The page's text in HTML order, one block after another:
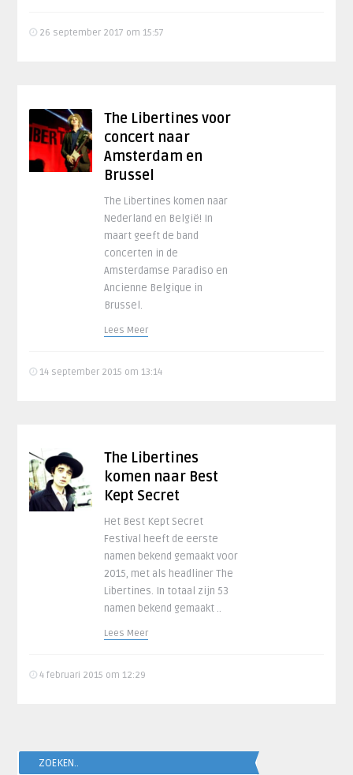
26 september 2017 om 15:57
The Libertines voor
concert naar
Amsterdam en
Brussel
The Libertines komen naar
Nederland en België! In
maart geeft de band
concerten in de
Amsterdamse Paradiso en
Ancienne Belgique in
Brussel.
Lees Meer
14 september 2015 om 13:14
The Libertines
komen naar Best
Kept Secret
Het Best Kept Secret
Festival heeft de eerste
namen bekend gemaakt voor
2015, met als headliner The
Libertines. In totaal zijn 53
namen bekend gemaakt ..
Lees Meer
4 februari 2015 om 12:29
ZOEKEN..